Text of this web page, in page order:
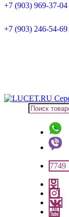
+7 (903) 969-37-04
+7 (903) 246-54-69
7749